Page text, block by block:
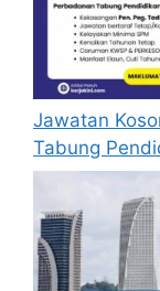
Jawatan
Tabung